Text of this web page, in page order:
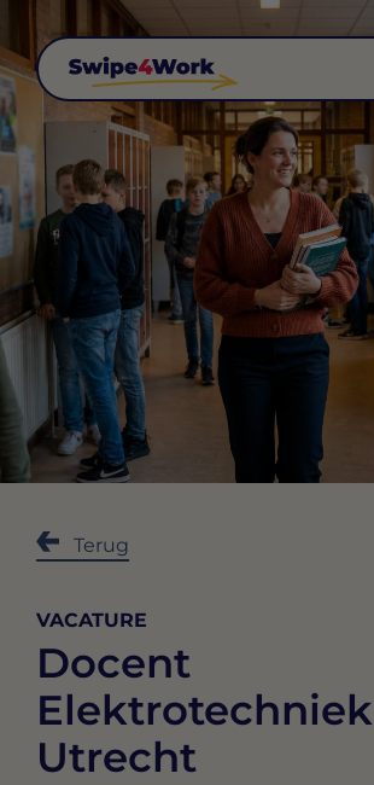
Terug
VACATURE
Docent
Elektrotechniek
Utrecht